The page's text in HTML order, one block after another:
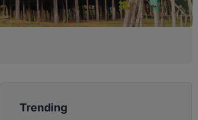
Trending